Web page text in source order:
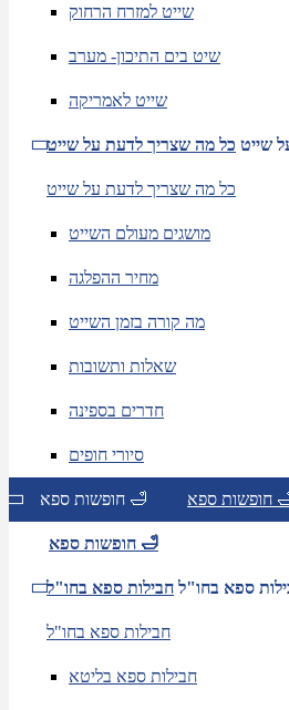
שייט למזרח הרחוק
שיט בים התיכון- מערב
שייט לאמריקה
שייט כל מה שצריך לדעת על שייט
כל מה שצריך לדעת על שייט
מושגים מעולם השייט
מחיר ההפלגה
מה קורה בזמן השייט
שאלות ותשובות
חדרים בספינה
סיורי חופים
חופשות ספא 🛁 ספא 🛁
חופשות ספא 🛁
ספא בחו"ל חבילות ספא בחו"ל
חבילות ספא בחו"ל
חבילות ספא בליטא